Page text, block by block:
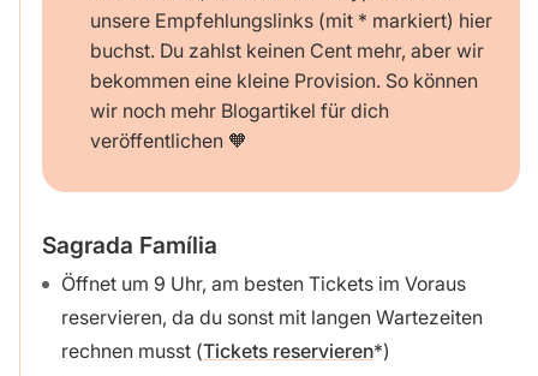
unsere Empfehlungslinks (mit * markiert) hier
buchst. Du zahlst keinen Cent mehr, aber wir
bekommen eine kleine Provision. So können
wir noch mehr Blogartikel für dich
veröffentlichen 🧡
Sagrada Família
Öffnet um 9 Uhr, am besten Tickets im Voraus
reservieren, da du sonst mit langen Wartezeiten
rechnen musst (Tickets reservieren )